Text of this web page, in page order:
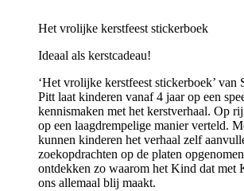
Het vrolijke kerstfeest stickerboek
Ideaal als kerstcadeau!
‘Het vrolijke kerstfeest stickerboek’ van
Pitt laat kinderen vanaf 4 jaar op een
kennismaken met het kerstverhaal. Op
op een laagdrempelige manier verteld.
kunnen kinderen het verhaal zelf
zoekopdrachten op de platen
ontdekken zo waarom het Kind dat met
ons allemaal blij maakt.